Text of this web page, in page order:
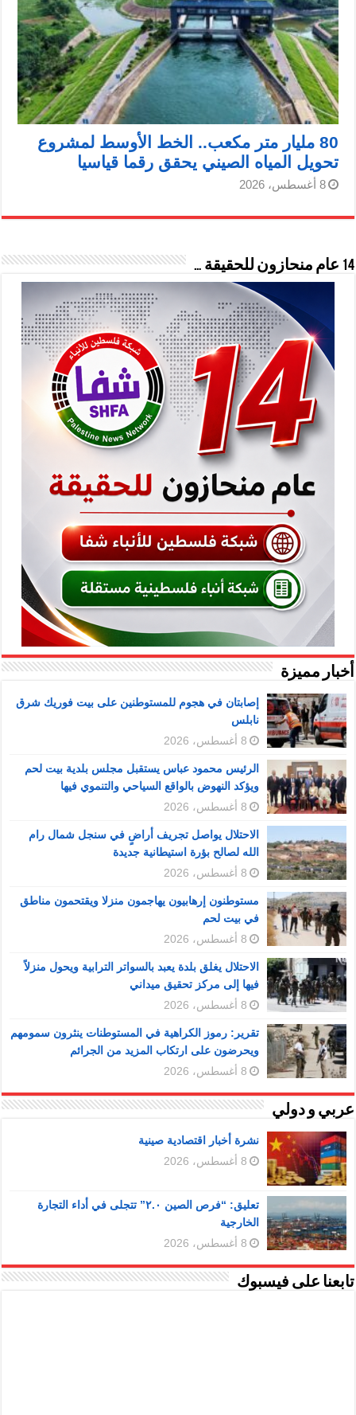
80 مليار متر مكعب.. الخط الأوسط لمشروع
تحويل المياه الصيني يحقق رقما قياسيا
8 أغسطس، 2026
14 عام منحازون للحقيقة …
أخبار مميزة
إصابتان في هجوم للمستوطنين على بيت فوريك شرق
نابلس
8 أغسطس، 2026
الرئيس محمود عباس يستقبل مجلس بلدية بيت لحم
ويؤكد النهوض بالواقع السياحي والتنموي فيها
8 أغسطس، 2026
الاحتلال يواصل تجريف أراضٍ في سنجل شمال رام
الله لصالح بؤرة استيطانية جديدة
8 أغسطس، 2026
مستوطنون إرهابيون يهاجمون منزلا ويقتحمون مناطق
في بيت لحم
8 أغسطس، 2026
الاحتلال يغلق بلدة يعبد بالسواتر الترابية ويحول منزلاً
فيها إلى مركز تحقيق ميداني
8 أغسطس، 2026
تقرير: رموز الكراهية في المستوطنات ينثرون سمومهم
ويحرضون على ارتكاب المزيد من الجرائم
8 أغسطس، 2026
عربي و دولي
نشرة أخبار اقتصادية صينية
8 أغسطس، 2026
تعليق: “فرص الصين ٢.٠” تتجلى في أداء التجارة
الخارجية
8 أغسطس، 2026
تابعنا على فيسبوك